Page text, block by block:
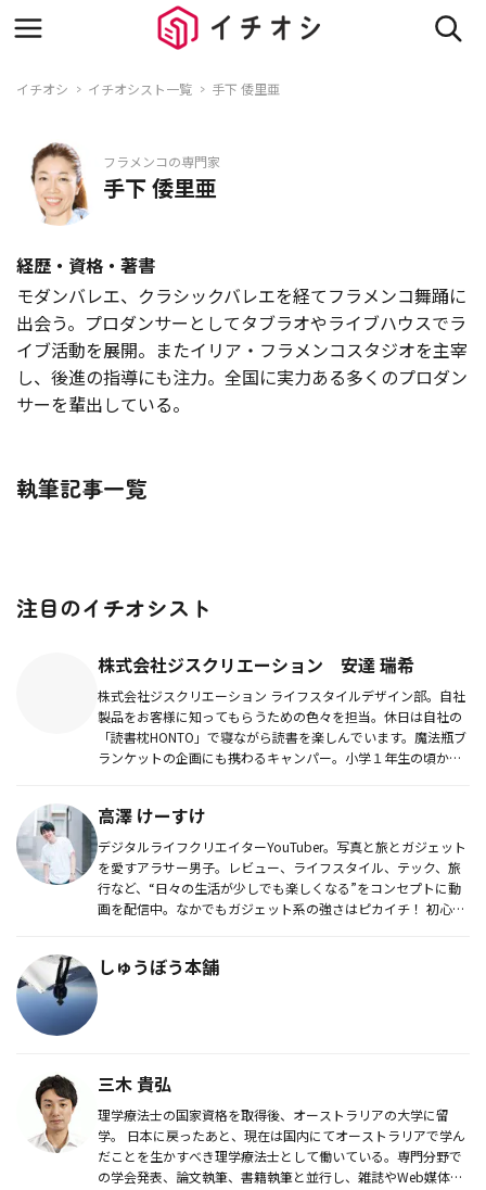
イチオシ イチオシスト一覧 手下 倭里亜
フラメンコの専門家
手下 倭里亜
経歴・資格・著書
モダンバレエ、クラシックバレエを経てフラメンコ舞踊に
出会う。プロダンサーとしてタブラオやライブハウスでラ
イブ活動を展開。またイリア・フラメンコスタジオを主宰
し、後進の指導にも注力。全国に実力ある多くのプロダン
サーを輩出している。
執筆記事一覧
注目のイチオシスト
株式会社ジスクリエーション 安達 瑞希
株式会社ジスクリエーション ライフスタイルデザイン部。自社
製品をお客様に知ってもらうための色々を担当。休日は自社の
「読書枕HONTO」で寝ながら読書を楽しんでいます。魔法瓶ブ
ランケットの企画にも携わるキャンパー。小学１年生の頃か
高澤 けーすけ
デジタルライフクリエイターYouTuber。写真と旅とガジェット
を愛すアラサー男子。レビュー、ライフスタイル、テック、旅
行など、“日々の生活が少しでも楽しくなる”をコンセプトに動
画を配信中。なかでもガジェット系の強さはピカイチ！ 初心者
しゅうぼう本舗
三木 貴弘
理学療法士の国家資格を取得後、オーストラリアの大学に留
学。 日本に戻ったあと、現在は国内にてオーストラリアで学ん
だことを生かすべき理学療法士として働いている。専門分野で
の学会発表、論文執筆、書籍執筆と並行し、雑誌やWeb媒体な